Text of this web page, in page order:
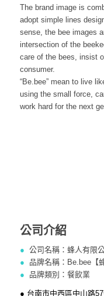
The brand image is
adopt simple lines
sense, the bee images
intersection of the
care of the bees, insist
consumer.
“Be.bee” mean to live
using the small force,
work hard for the next
公司介紹
● 公司名稱：蜂人有限
● 品牌名稱：Be.bee【
● 品牌類別：餐飲業
● 台南市中西區中山路